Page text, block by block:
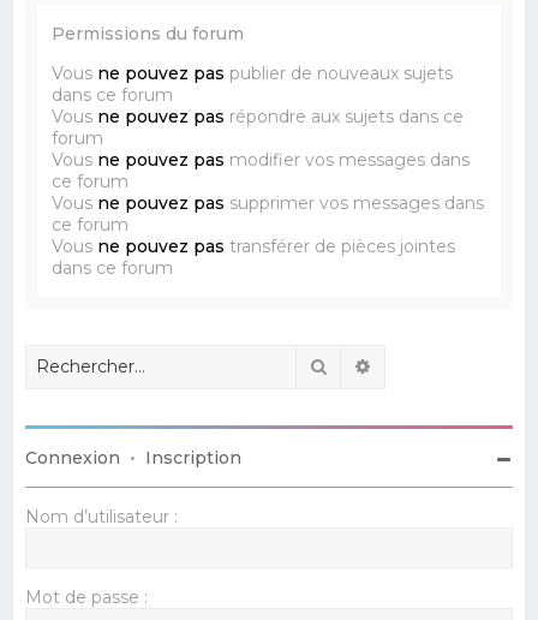
Permissions du forum
Vous ne pouvez pas publier de nouveaux sujets
dans ce forum
Vous ne pouvez pas répondre aux sujets dans ce
forum
Vous ne pouvez pas modifier vos messages dans
ce forum
Vous ne pouvez pas supprimer vos messages dans
ce forum
Vous ne pouvez pas transférer de pièces jointes
dans ce forum
Rechercher
Connexion • Inscription
Nom d’utilisateur :
Mot de passe :